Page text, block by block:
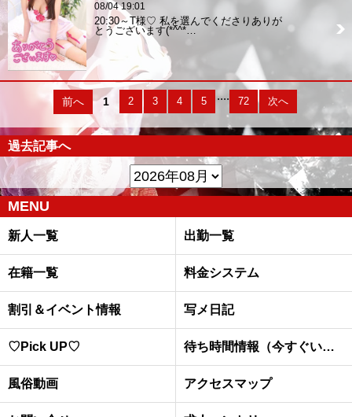
08/04 19:01
20:30～T様♡ 私を選んでくださりありが
とうございます(*^^*…
前へ 1 2 3 4 5 .... 72 次へ
過去記事へ
MENU
新人一覧 出勤一覧
在籍一覧 料金システム
割引＆イベント情報 写メ日記
♡Pick UP♡ 待ち時間情報（今すぐいける娘）
風俗動画 アクセスマップ